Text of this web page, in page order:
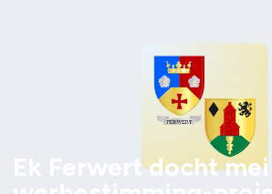
Ek Ferwert docht mei